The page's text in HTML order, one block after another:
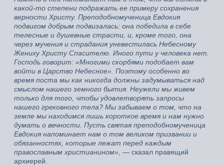
какой-то степени подражать ее примеру сохранения
верности Христу. Преподобномученица Евдокия
подвигом добрым подвизалась: она победила в себе
телесные и душевные страсти, и, кроме того, она
через мучения и страдания уневестилась Небесному
Жениху Христу Спасителю. Иного пути у человека нет.
Господь говорит: «Многими скорбями подобает вам
войти в Царство Небесное». Поэтому особенно во
время поста мы как никогда должны задумываться над
смыслом нашего земного бытия. Неужели мы живем
только для того, чтобы удовлетворять запросы
нашего греховного тела? Мы забываем о том, что на
земле мы находимся лишь короткое время и нам нужно
думать о вечности. Пусть святая преподобномученица
Евдокия напоминает нам о том великом призвании и
обязанностях, которые лежат перед каждым
православным христианином», — сказал правящий
архиерей.